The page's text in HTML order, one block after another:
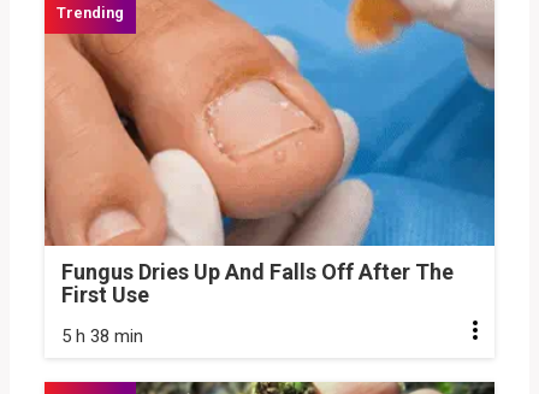
Fungus Dries Up And Falls Off After The
First Use
5 h 38 min